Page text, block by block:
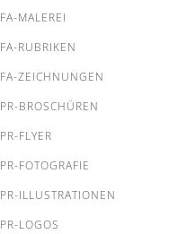
FA-MALEREI
FA-RUBRIKEN
FA-ZEICHNUNGEN
PR-BROSCHÜREN
PR-FLYER
PR-FOTOGRAFIE
PR-ILLUSTRATIONEN
PR-LOGOS